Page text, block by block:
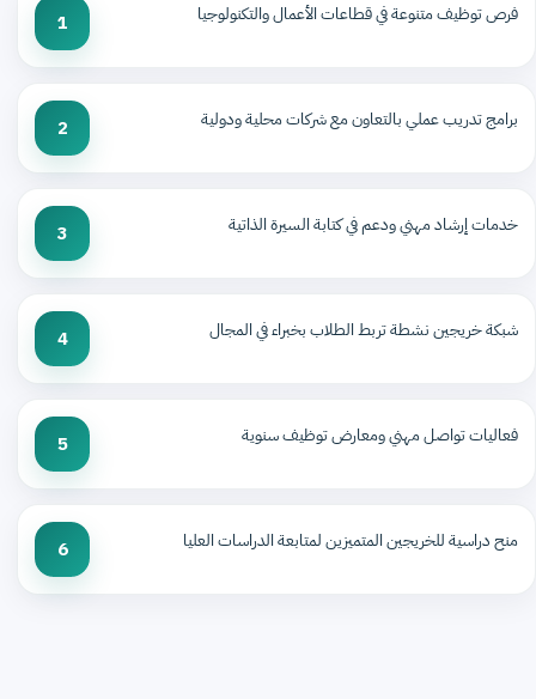
فرص توظيف متنوعة في قطاعات الأعمال والتكنولوجيا 1
برامج تدريب عملي بالتعاون مع شركات محلية ودولية 2
خدمات إرشاد مهني ودعم في كتابة السيرة الذاتية 3
شبكة خريجين نشطة تربط الطلاب بخبراء في المجال 4
فعاليات تواصل مهني ومعارض توظيف سنوية 5
منح دراسية للخريجين المتميزين لمتابعة الدراسات العليا 6